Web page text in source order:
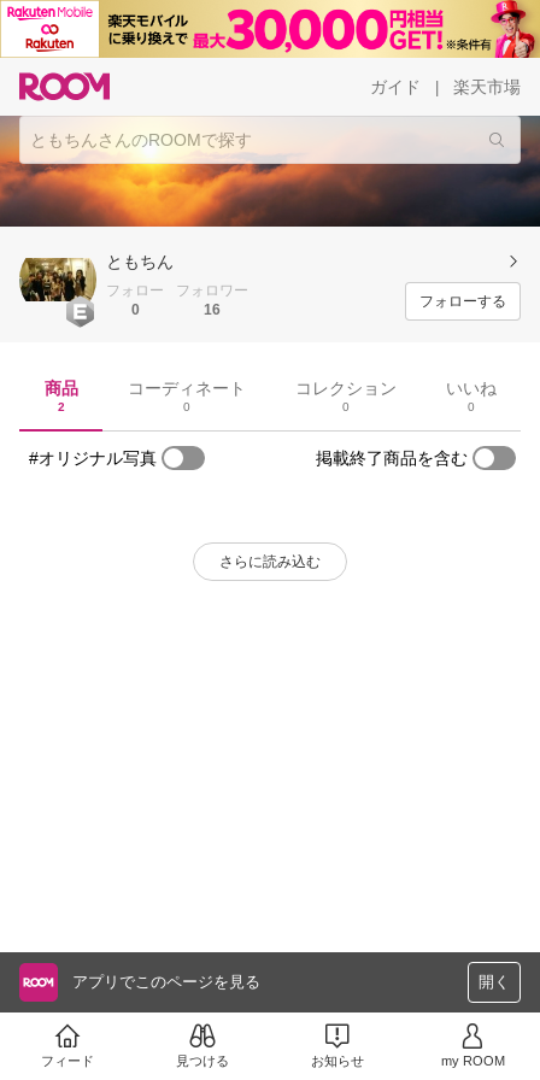
ガイド 楽天市場
ともちん
フォロー
0
フォロワー
16
フォローする
商品
2
コーディネート
0
コレクション
0
いいね
0
#オリジナル写真 掲載終了商品を含む
さらに読み込む
アプリでこのページを見る 開く
フィード 見つける お知らせ my ROOM